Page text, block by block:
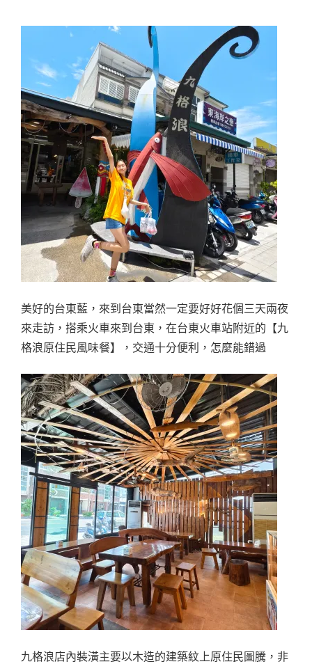
美好的台東藍，來到台東當然一定要好好花個三天兩夜
來走訪，搭乘火車來到台東，在台東火車站附近的【九
格浪原住民風味餐】，交通十分便利，怎麼能錯過
九格浪店內裝潢主要以木造的建築紋上原住民圖騰，非